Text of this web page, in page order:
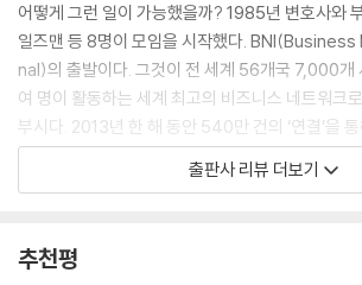
Week 46 소개를 부탁하는 방법
Week 47 신문을 ‘그냥’ 보지 말고 ‘소개 의도’를
Week 48 피할 수 없는 대중 연설의 공포 다스리기
Week 49 성공적인 허브회사의 조건
Week 50 기꺼이 돕고 싶게 만드는 멘토의 특성
Week 51 당신의 자문위원회에 꼭 있어야 할 사람들
Week 52 평생학습이 더 많은 황금을 낳는다
맺음말- 이제는 무엇을 할까?
도와주면 돌아오게 됩니다. 보통의 사람이라면 당
상을 돌려주기 위해 노력하게 됩니다. 그러면 당신
이상을 되돌려줍니다. 그렇게 도움을 주고받는 과
‘연결’됩니다. 자연스레 강한 신뢰의 ‘관계’가 형성
당신이 추락하는 것을 잡아주고, 당신이 그토록 바
물의 한 코가 되는 것입니다. p.20
보세요. 로버트 라이시가 말한 노예들이 눈에 띌 것
어떻게 그런 일이 가능했을까? 1985년 변호사와
일즈맨 등 8명이 모임을 시작했다.
nal)의 출발이다. 그것이 전 세계 56개국 7,000개
여 명이 활동하는 세계 최고의 비즈니스 네트워크
부시다. 2013년 한 해 동안 540만 건의 ‘연결’을
를 일으켰다.
800여 멤버들이 활발하게 움직이는 홍콩의 경우
도 남성 맞춤정장숍 아르노가 LA, 홍콩, 도쿄, 파리,
출판사 리뷰 더보기
추천평